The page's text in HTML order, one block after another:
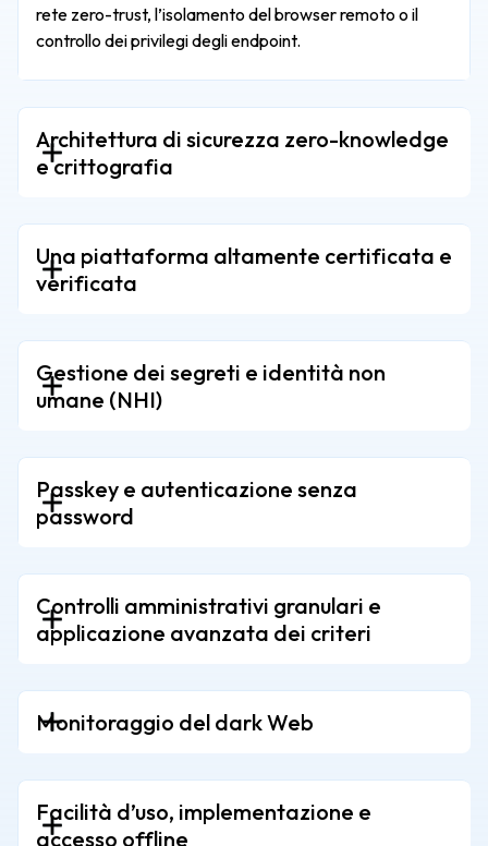
rete zero-trust, l’isolamento del browser remoto o il
controllo dei privilegi degli endpoint.
Architettura di sicurezza zero-knowledge
e crittografia
Una piattaforma altamente certificata e
verificata
Gestione dei segreti e identità non
umane (NHI)
Passkey e autenticazione senza
password
Controlli amministrativi granulari e
applicazione avanzata dei criteri
Monitoraggio del dark Web
Facilità d’uso, implementazione e
accesso offline